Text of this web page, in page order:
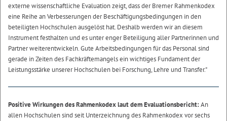
externe wissenschaftliche Evaluation zeigt, dass der Bremer Rahmenkodex
eine Reihe an Verbesserungen der Beschäftigungsbedingungen in den
beteiligten Hochschulen ausgelöst hat. Deshalb werden wir an diesem
Instrument festhalten und es unter enger Beteiligung aller Partnerinnen und
Partner weiterentwickeln. Gute Arbeitsbedingungen für das Personal sind
gerade in Zeiten des Fachkräftemangels ein wichtiges Fundament der
Leistungsstärke unserer Hochschulen bei Forschung, Lehre und Transfer."
Positive Wirkungen des Rahmenkodex laut dem Evaluationsbericht:An
allen Hochschulen sind seit Unterzeichnung des Rahmenkodex vor sechs